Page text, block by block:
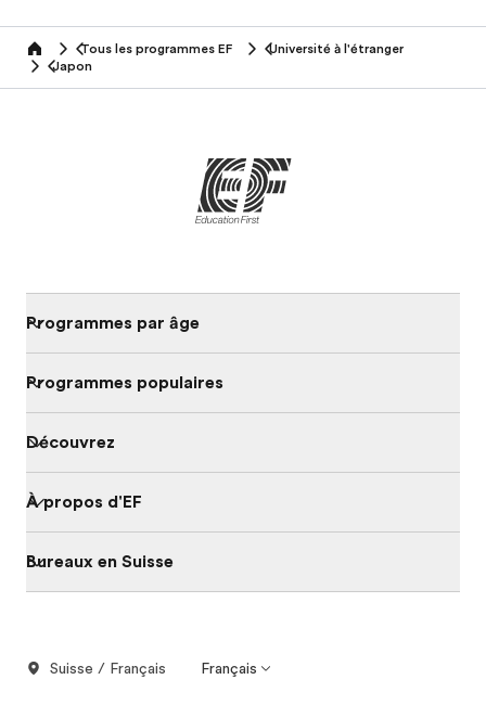
home Tous les programmes EF
Université à l'étranger
Japon
Programmes par âge
Programmes populaires
Découvrez
À propos d'EF
Bureaux en Suisse
Suisse / Français Français